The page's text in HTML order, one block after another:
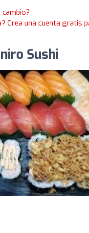
Crea una cuenta gratis
Sushi